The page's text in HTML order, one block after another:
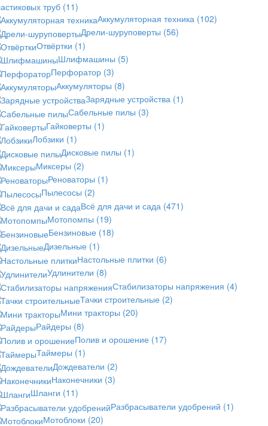
труб (11)
Аккумуляторная техника (102)
Дрели-шуруповерты (56)
Отвёртки (1)
Шлифмашины (5)
Перфоратор (3)
Аккумуляторы (8)
Зарядные устройства (1)
Сабельные пилы (3)
Гайковерты (1)
Лобзики (1)
Дисковые пилы (1)
Миксеры (2)
Реноваторы (1)
Пылесосы (2)
Всё для дачи и сада (471)
Мотопомпы (19)
Бензиновые (18)
Дизельные (1)
Настольные плитки (6)
Удлинители (8)
Стабилизаторы напряжения (4)
Тачки строительные (2)
Мини тракторы (20)
Райдеры (8)
Полив и орошение (17)
Таймеры (1)
Дождеватели (2)
Наконечники (3)
Шланги (11)
Разбрасыватели удобрений (1)
Мотоблоки (20)